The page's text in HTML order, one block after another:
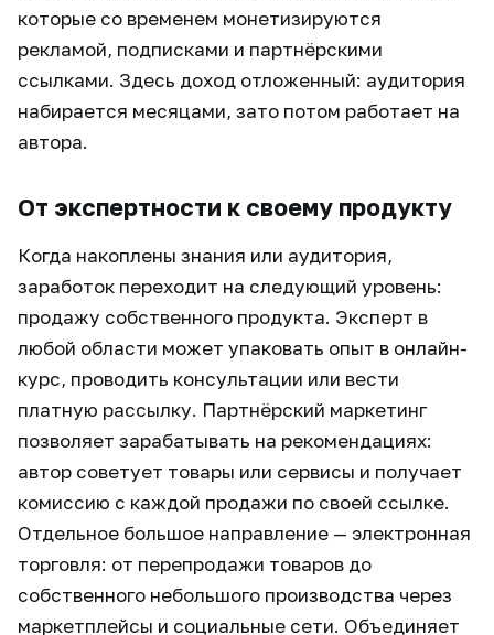
которые со временем монетизируются
рекламой, подписками и партнёрскими
ссылками. Здесь доход отложенный: аудитория
набирается месяцами, зато потом работает на
автора.
От экспертности к своему продукту
Когда накоплены знания или аудитория,
заработок переходит на следующий уровень:
продажу собственного продукта. Эксперт в
любой области может упаковать опыт в онлайн-
курс, проводить консультации или вести
платную рассылку. Партнёрский маркетинг
позволяет зарабатывать на рекомендациях:
автор советует товары или сервисы и получает
комиссию с каждой продажи по своей ссылке.
Отдельное большое направление — электронная
торговля: от перепродажи товаров до
собственного небольшого производства через
маркетплейсы и социальные сети. Объединяет